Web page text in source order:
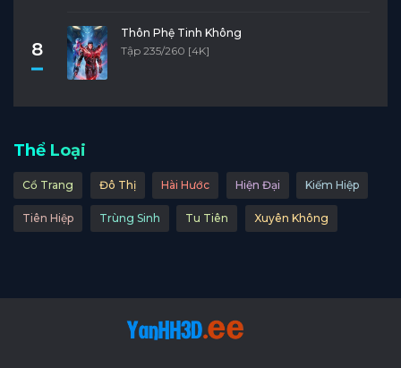
8
Thôn Phệ Tinh Không
Tập 235/260 [4K]
Thể Loại
Cổ Trang Đô Thị Hài Hước Hiện Đại Kiếm Hiệp
Tiên Hiệp Trùng Sinh Tu Tiên Xuyên Không